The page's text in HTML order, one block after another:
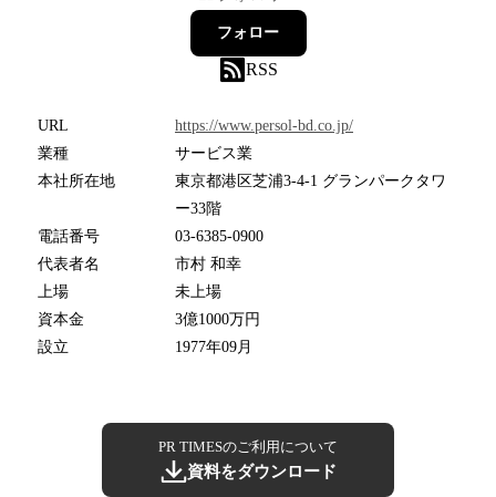
フォロー
RSS
URL
https://www.persol-bd.co.jp/
業種
サービス業
本社所在地
東京都港区芝浦3-4-1 グランパークタワ
ー33階
電話番号
03-6385-0900
代表者名
市村 和幸
上場
未上場
資本金
3億1000万円
設立
1977年09月
PR TIMESのご利用について
資料をダウンロード